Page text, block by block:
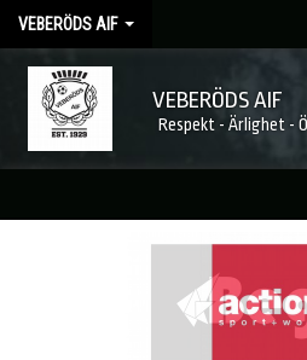
VEBERÖDS AIF
VEBERÖDS AIF
Respekt - Ärlighet -